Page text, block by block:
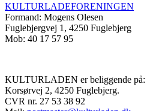
KULTURLADEFORENINGEN
Formand: Mogens Olesen
Fuglebjergvej 1, 4250 Fuglebjerg
Mob: 40 17 57 95
KULTURLADEN er beliggende på:
Korsørvej 2, 4250 Fuglebjerg.
CVR nr. 27 53 38 92